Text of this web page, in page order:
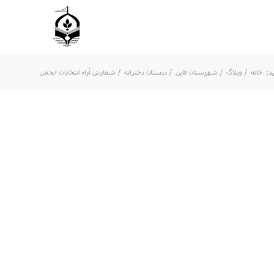
خانه / وبلاگ / شهرستان قاین / دبستان دخترانه / شمارش آراء انتخابات انجمن